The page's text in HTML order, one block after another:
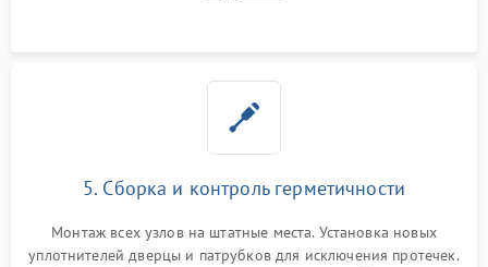
5. Сборка и контроль герметичности
Монтаж всех узлов на штатные места. Установка новых
уплотнителей дверцы и патрубков для исключения протечек.